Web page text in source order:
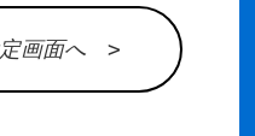
定画面へ >